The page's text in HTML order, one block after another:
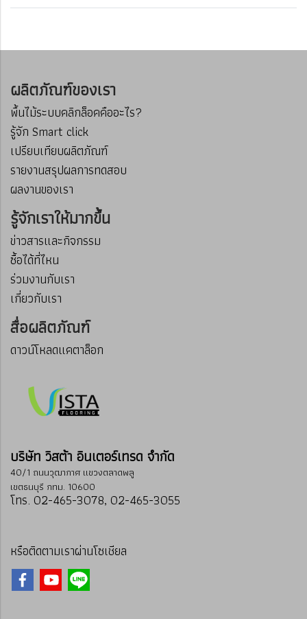
ผลิตภัณฑ์ของเรา
พื้นไม้ระบบคลิกล็อคคืออะไร?
รู้จัก Smart click
เปรียบเทียบผลิตภัณฑ์
รายงานสรุปผลการทดสอบ
ผลงานของเรา
รู้จักเราให้มากขึ้น
ข่าวสารและกิจกรรม
ซื้อได้ที่ไหน
ร่วมงานกับเรา
เกี่ยวกับเรา
สื่อผลิตภัณฑ์
ดาวน์โหลดแคตาล็อก
บริษัท วิสต้า อินเตอร์เทรด จำกัด
40/1 ถนนวุฒากาศ แขวงตลาดพลู
เขตธนบุรี กทม. 10600
โทร. 02-465-3078, 02-465-3055
หรือติดตามเราผ่านโซเชียล